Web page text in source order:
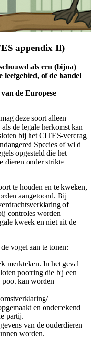
appendix II)
als een (bijna)
of de handel
de Europese
deze soort alleen
de legale herkomst kan
bij het CITES-verdrag
Species of wild
opgesteld die het
dieren onder strikte
te houden en te kweken,
aangetoond. Bij
of
controles worden
kweek en niet uit de
vogel aan te tonen:
merkteken. In het geval
pootring die bij een
poot kan worden
en ondertekend
partij.
van de ouderdieren
worden.